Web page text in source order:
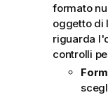
formato
oggetto di
riguarda
controlli